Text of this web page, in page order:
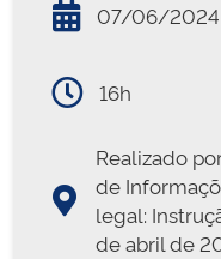
07/06/2024
16h
Realizado
de
legal:
de abril de